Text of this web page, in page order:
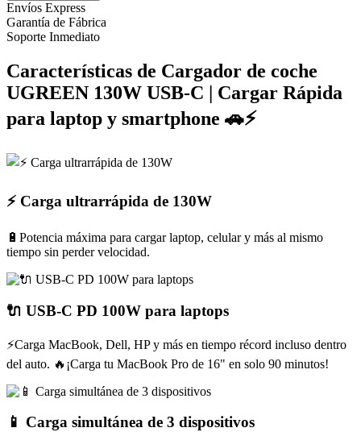
Envíos Express
Garantía de Fábrica
Soporte Inmediato
Características de Cargador de coche
UGREEN 130W USB-C | Cargar Rápida
para laptop y smartphone 🚗⚡
⚡ Carga ultrarrápida de 130W
🔋Potencia máxima para cargar laptop, celular y más al mismo
tiempo sin perder velocidad.
🔌 USB-C PD 100W para laptops
⚡Carga MacBook, Dell, HP y más en tiempo récord incluso dentro
del auto. 🔥¡Carga tu MacBook Pro de 16" en solo 90 minutos!
📱 Carga simultánea de 3 dispositivos